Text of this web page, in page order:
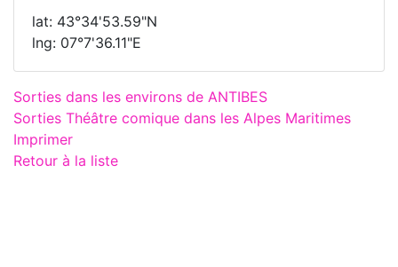
lat: 43°34'53.59"N
lng: 07°7'36.11"E
Sorties dans les environs de ANTIBES
Sorties Théâtre comique dans les Alpes Maritimes
Imprimer
Retour à la liste